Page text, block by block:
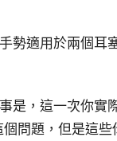
勢適用於兩個耳
是，這一次你實
問題，但是這